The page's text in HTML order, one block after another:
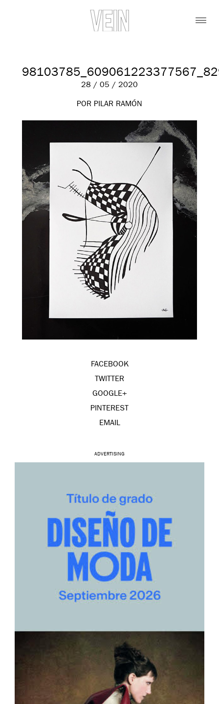
28 / 05 / 2020
POR PILAR RAMÓN
FACEBOOK
TWITTER
GOOGLE+
PINTEREST
EMAIL
ADVERTISING